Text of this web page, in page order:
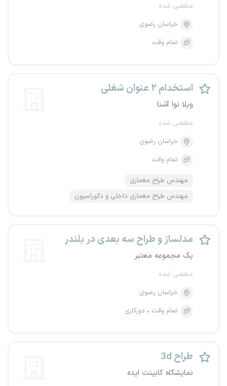
منقضی شده
خراسان رضوی
تمام وقت
استخدام ۲ عنوان شغلی
ویلا نوا آشنا
منقضی شده
خراسان رضوی
تمام وقت
مهندس طراح معماری
مهندس طراح معماری داخلی و دکوراسیون
مدلساز و طراح سه بعدی در بلندر
یک مجموعه معتبر
منقضی شده
خراسان رضوی
تمام وقت
دورکاری
طراح 3d
نمایشگاه کابینت ایده